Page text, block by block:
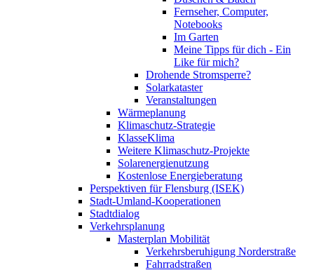
Fernseher, Computer,
Notebooks
Im Garten
Meine Tipps für dich - Ein
Like für mich?
Drohende Stromsperre?
Solarkataster
Veranstaltungen
Wärmeplanung
Klimaschutz-Strategie
KlasseKlima
Weitere Klimaschutz-Projekte
Solarenergienutzung
Kostenlose Energieberatung
Perspektiven für Flensburg (ISEK)
Stadt-Umland-Kooperationen
Stadtdialog
Verkehrsplanung
Masterplan Mobilität
Verkehrsberuhigung Norderstraße
Fahrradstraßen